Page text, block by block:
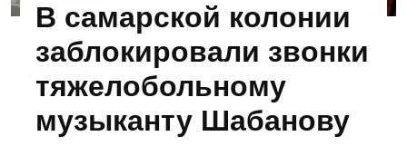
В самарской колонии
заблокировали звонки
тяжелобольному
музыканту Шабанову